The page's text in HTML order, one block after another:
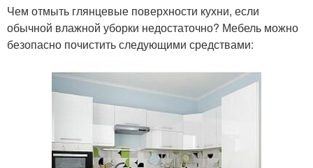
Чем отмыть глянцевые поверхности кухни, если
обычной влажной уборки недостаточно? Мебель можно
безопасно почистить следующими средствами: